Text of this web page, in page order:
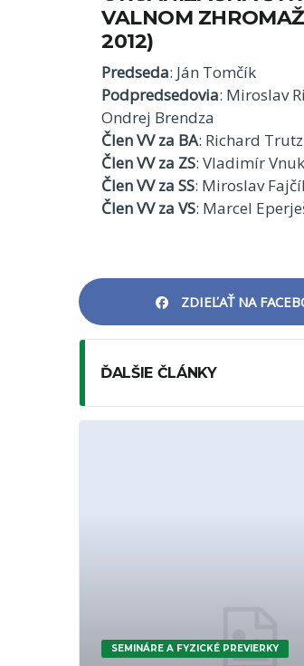
VALNOM
2012)
Predseda: Ján Tomčík
Podpredsedovia: Miroslav
Ondrej Brendza
Člen VV za BA: Richard Trutz
Člen VV za ZS: Vladimír Vnuk
Člen VV za SS: Miroslav
Člen VV za VS: Marcel
ZDIEĽAŤ NA
ĎALŠIE ČLÁNKY
SEMINÁRE A FYZICKÉ PREVIERKY